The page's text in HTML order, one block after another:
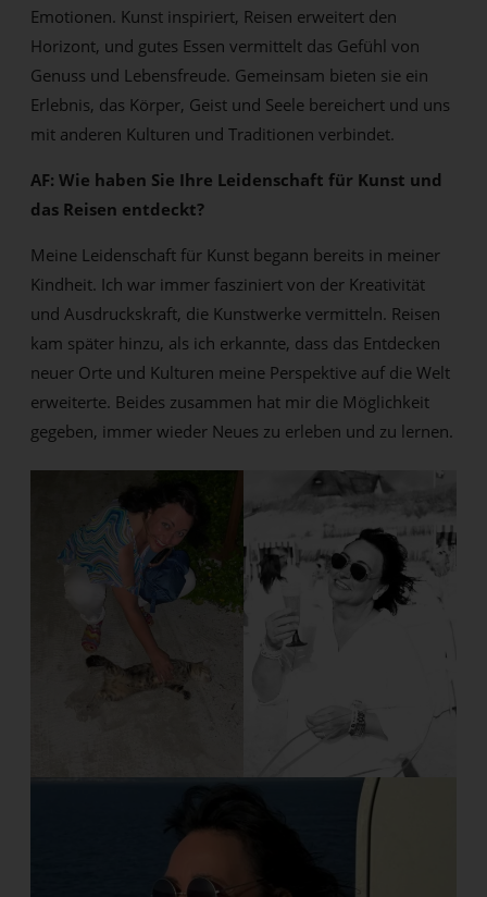
Emotionen. Kunst inspiriert, Reisen erweitert den
Horizont, und gutes Essen vermittelt das Gefühl von
Genuss und Lebensfreude. Gemeinsam bieten sie ein
Erlebnis, das Körper, Geist und Seele bereichert und uns
mit anderen Kulturen und Traditionen verbindet.
AF: Wie haben Sie Ihre Leidenschaft für Kunst und
das Reisen entdeckt?
Meine Leidenschaft für Kunst begann bereits in meiner
Kindheit. Ich war immer fasziniert von der Kreativität
und Ausdruckskraft, die Kunstwerke vermitteln. Reisen
kam später hinzu, als ich erkannte, dass das Entdecken
neuer Orte und Kulturen meine Perspektive auf die Welt
erweiterte. Beides zusammen hat mir die Möglichkeit
gegeben, immer wieder Neues zu erleben und zu lernen.